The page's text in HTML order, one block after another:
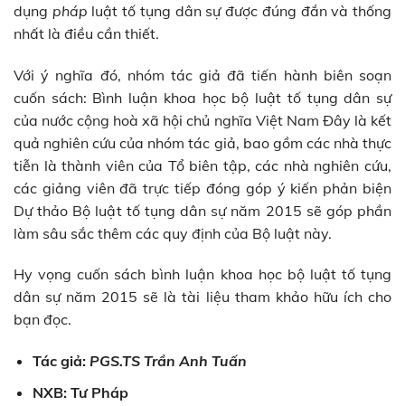
dụng pháp luật tố tụng dân sự được đúng đắn và thống
nhất là điều cần thiết.
Với ý nghĩa đó, nhóm tác giả đã tiến hành biên soạn
cuốn sách: Bình luận khoa học bộ luật tố tụng dân sự
của nước cộng hoà xã hội chủ nghĩa Việt Nam Đây là kết
quả nghiên cứu của nhóm tác giả, bao gồm các nhà thực
tiễn là thành viên của Tổ biên tập, các nhà nghiên cứu,
các giảng viên đã trực tiếp đóng góp ý kiến phản biện
Dự thảo Bộ luật tố tụng dân sự năm 2015 sẽ góp phần
làm sâu sắc thêm các quy định của Bộ luật này.
Hy vọng cuốn sách bình luận khoa học bộ luật tố tụng
dân sự năm 2015 sẽ là tài liệu tham khảo hữu ích cho
bạn đọc.
Tác giả: PGS.TS Trần Anh Tuấn
NXB: Tư Pháp